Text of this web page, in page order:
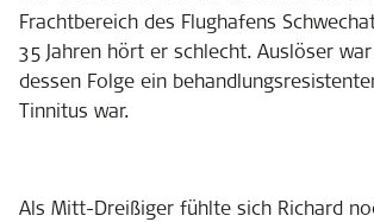
Frachtbereich des Flughafens
35 Jahren hört er schlecht. Auslöser
dessen Folge ein
Tinnitus war.
Als Mitt-Dreißiger fühlte sich Richard